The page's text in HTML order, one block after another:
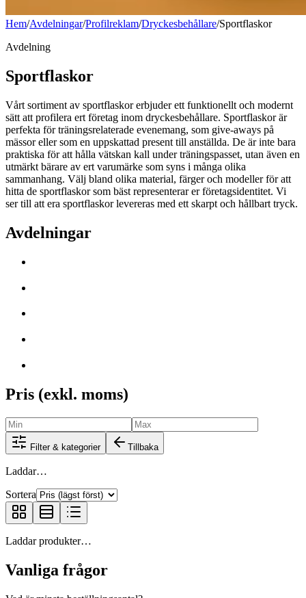
Hem/Avdelningar/Profilreklam/Dryckesbehållare/Sportflaskor
Avdelning
Sportflaskor
Vårt sortiment av sportflaskor erbjuder ett funktionellt och modernt
sätt att profilera ert företag inom dryckesbehållare. Sportflaskor är
perfekta för träningsrelaterade evenemang, som give-aways på
mässor eller som en uppskattad present till anställda. De är inte bara
praktiska för att hålla vätskan kall under träningspasset, utan även en
utmärkt bärare av ert varumärke som syns i många olika
sammanhang. Välj bland olika material, färger och modeller för att
hitta de sportflaskor som bäst representerar er företagsidentitet. Vi
ser till att era sportflaskor levereras med ett skarpt och hållbart tryck.
Avdelningar
Pris (exkl. moms)
Filter & kategorier Tillbaka
Laddar…
Sortera
Laddar produkter…
Vanliga frågor